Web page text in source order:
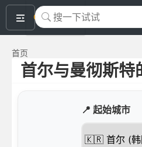
okeyTool
首页
首尔与曼彻斯特
📍 起始城市